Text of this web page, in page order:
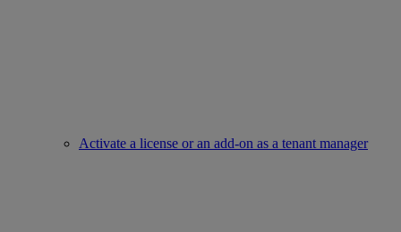
Activate a license or an add-on as a tenant manager